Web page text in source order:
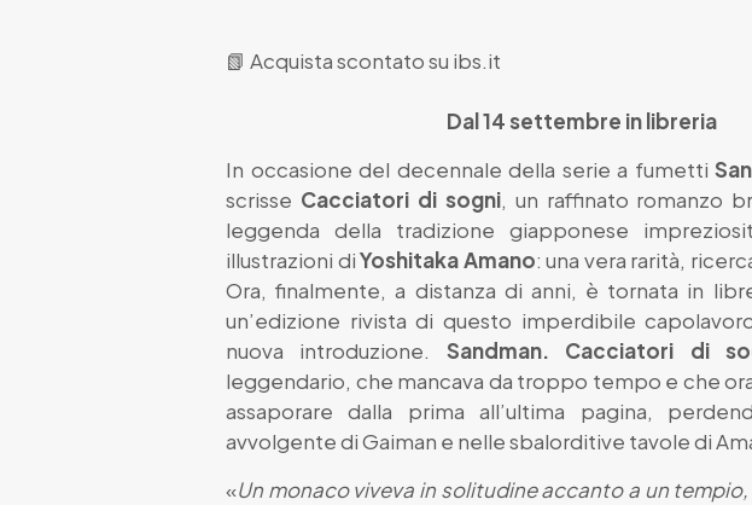
📗 Acquista scontato su ibs.it
Dal 14 settembre in libreria
In occasione del decennale della serie a fumetti
scrisse Cacciatori di sogni, un raffinato romanzo
leggenda della tradizione giapponese
illustrazioni diYoshitaka Amano: una vera rarità,
Ora, finalmente, a distanza di anni, è tornata in
un’edizione rivista di questo imperdibile
nuova introduzione. Sandman. Cacciatori di
leggendario, che mancava da troppo tempo e che
assaporare dalla prima all’ultima pagina,
avvolgente di Gaiman e nelle sbalorditive tavole di
«Un monaco viveva in solitudine accanto a un